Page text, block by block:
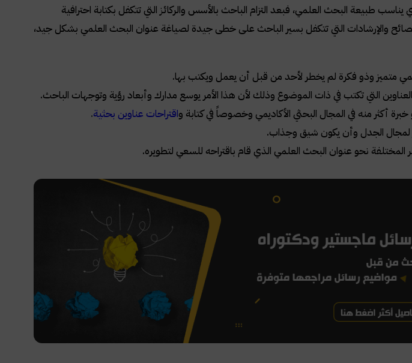
طبيعة البحث العلمي، فبعد التزام الباحث بالأسس والركائز التي تتكفل بكتابة احترافية
والإرشادات التي تتكفل بسير الباحث على خطى جيدة لصياغة عنوان البحث العلمي بشكل جيد،
متميز وذو فكرة لم يخطر لأحد من قبل أن يعمل ويكتب بها.
التي تكتب في ذات الموضوع وذلك لأن هذا الأمر يوسع مدارك وأبعاد رؤية وتوجهات الباحث.
أكثر منه في المجال البحثي الأكاديمي وخصوصاً في كتابة واقتراحات عناوين بحثية.
لمجال الجدل وأن يكون شيق وجذاب.
نحو عنوان البحث العلمي الذي قام باقتراحه للسعي لتطويره.